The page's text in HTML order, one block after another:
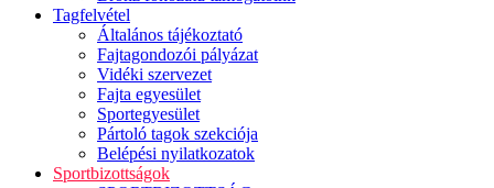
Tagfelvétel
Általános tájékoztató
Fajtagondozói pályázat
Vidéki szervezet
Fajta egyesület
Sportegyesület
Pártoló tagok szekciója
Belépési nyilatkozatok
Sportbizottságok